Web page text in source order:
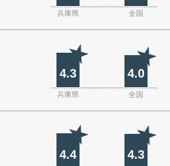
兵庫県 全国
4.3 4.0
兵庫県 全国
4.4 4.3